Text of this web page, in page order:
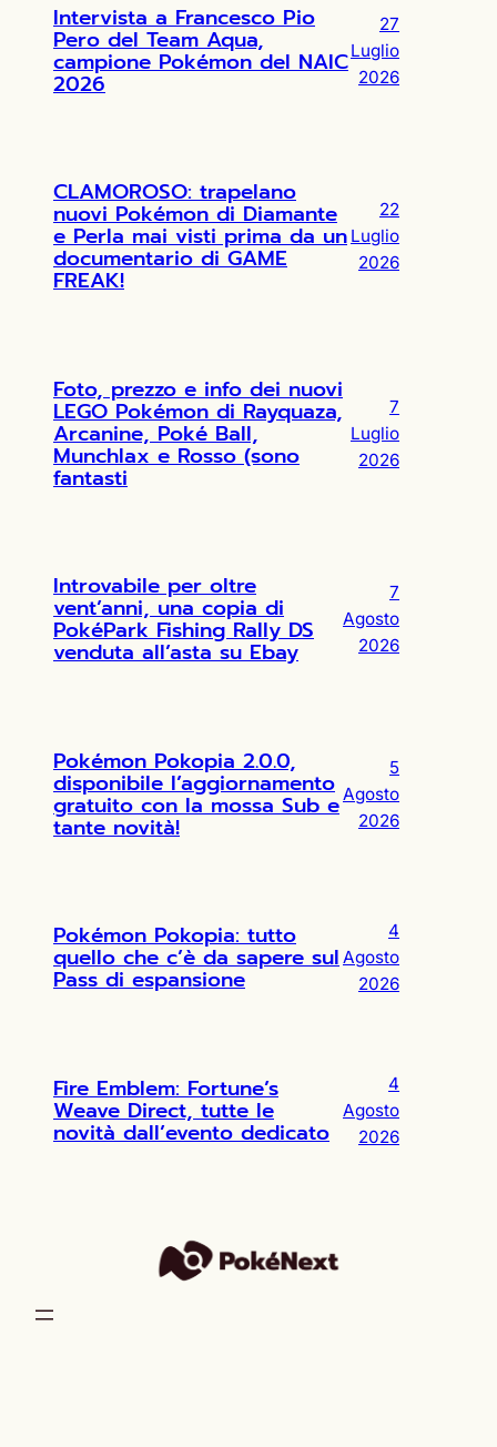
Intervista a Francesco Pio
Pero del Team Aqua,
campione Pokémon del NAIC
2026
27
Luglio
2026
CLAMOROSO: trapelano
nuovi Pokémon di Diamante
e Perla mai visti prima da un
documentario di GAME
FREAK!
22
Luglio
2026
Foto, prezzo e info dei nuovi
LEGO Pokémon di Rayquaza,
Arcanine, Poké Ball,
Munchlax e Rosso (sono
fantasti
7
Luglio
2026
Introvabile per oltre
vent’anni, una copia di
PokéPark Fishing Rally DS
venduta all’asta su Ebay
7
Agosto
2026
Pokémon Pokopia 2.0.0,
disponibile l’aggiornamento
gratuito con la mossa Sub e
tante novità!
5
Agosto
2026
Pokémon Pokopia: tutto
quello che c’è da sapere sul
Pass di espansione
4
Agosto
2026
Fire Emblem: Fortune’s
Weave Direct, tutte le
novità dall’evento dedicato
4
Agosto
2026